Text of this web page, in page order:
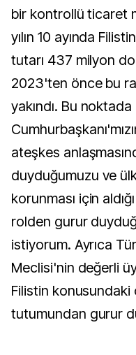
bir kontrollü ticaret
yılın 10 ayında
tutarı 437 milyon
2023'ten önce bu
yakındı. Bu
ateşkes
duyduğumuzu ve
korunması için
rolden gurur
istiyorum. Ayrıca
Meclisi'nin değerli
Filistin konusundaki
tutumundan gurur